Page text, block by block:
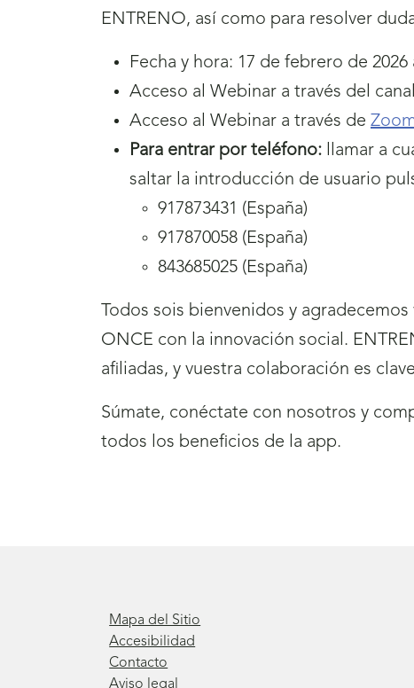
ENTRENO, así como para resolver
Fecha y hora: 17 de febrero de 2026
Acceso al Webinar a través del
Acceso al Webinar a través de
Para entrar por teléfono:
llamar a
saltar la introducción de usuario
917873431 (España)
917870058 (España)
843685025 (España)
Todos sois bienvenidos y
ONCE con la innovación social.
afiliadas, y vuestra colaboración es
Súmate, conéctate con nosotros y
todos los beneficios de la app.
Mapa del Sitio
Accesibilidad
Contacto
Aviso legal